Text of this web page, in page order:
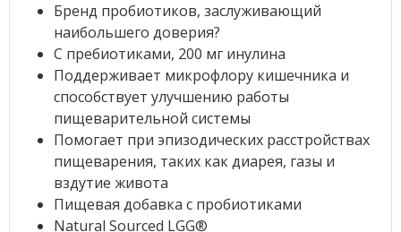
Бренд пробиотиков, заслуживающий
наибольшего доверия?
С пребиотиками, 200 мг инулина
Поддерживает микрофлору кишечника и
способствует улучшению работы
пищеварительной системы
Помогает при эпизодических расстройствах
пищеварения, таких как диарея, газы и
вздутие живота
Пищевая добавка с пробиотиками
Natural Sourced LGG®